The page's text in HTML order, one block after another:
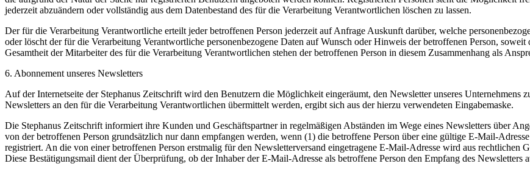
jederzeit abzuändern oder vollständig aus dem Datenbestand des für die Verarbeitung Verantwortlichen löschen zu lassen.
Der für die Verarbeitung Verantwortliche erteilt jeder betroffenen Person jederzeit auf Anfrage Auskunft darüber, welche
oder löscht der für die Verarbeitung Verantwortliche personenbezogene Daten auf Wunsch oder Hinweis der betroffenen Person,
Gesamtheit der Mitarbeiter des für die Verarbeitung Verantwortlichen stehen der betroffenen Person in diesem Zusammenhang als
6. Abonnement unseres Newsletters
Auf der Internetseite der Stephanus Zeitschrift wird den Benutzern die Möglichkeit eingeräumt, den Newsletter unseres Unternehmens
Newsletters an den für die Verarbeitung Verantwortlichen übermittelt werden, ergibt sich aus der hierzu verwendeten Eingabemaske.
Die Stephanus Zeitschrift informiert ihre Kunden und Geschäftspartner in regelmäßigen Abständen im Wege eines Newsletters über
von der betroffenen Person grundsätzlich nur dann empfangen werden, wenn (1) die betroffene Person über eine gültige E-Mail-
registriert. An die von einer betroffenen Person erstmalig für den Newsletterversand eingetragene E-Mail-Adresse wird aus rechtlichen
Diese Bestätigungsmail dient der Überprüfung, ob der Inhaber der E-Mail-Adresse als betroffene Person den Empfang des Newsletters